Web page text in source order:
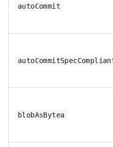
autoCommit
blobAsBytea